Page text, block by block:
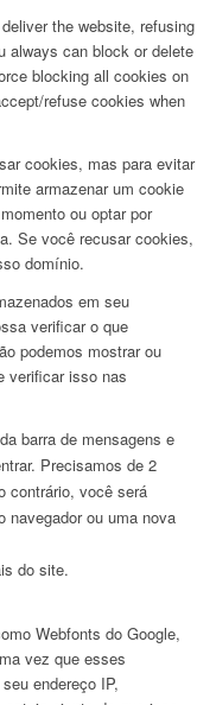
the website, refusing
always can block or delete
blocking all cookies on
refuse cookies when
cookies, mas para evitar
armazenar um cookie
ou optar por
Se você recusar cookies,
domínio.
em seu
verificar o que
podemos mostrar ou
verificar isso nas
barra de mensagens e
Precisamos de 2
contrário, você será
navegador ou uma nova
do site.
Webfonts do Google,
vez que esses
endereço IP,